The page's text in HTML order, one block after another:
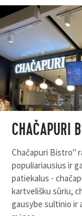
CHAČAPURI
Chačapuri Bistro"
populiariausius ir
patiekalus -
kartvelišku sūriu,
gausybe sultinio ir